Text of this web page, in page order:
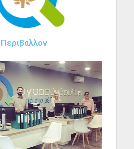
Περιβάλλον